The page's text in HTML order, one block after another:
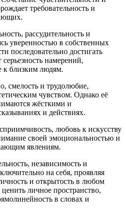
требовательность и
рассудительность и
уверенностью в собственных
последовательно достигать
намерений,
к близким людям.
смелость и трудолюбие,
чувством. Однако её
жёсткими и
и действиях.
любовь к искусству
своей эмоциональностью и
явлениям.
независимость и
на себя, проявляя
и открытость в любом
личное пространство,
в словах и